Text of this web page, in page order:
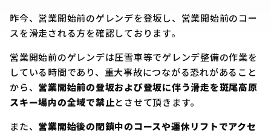
昨今、営業開始前のゲレンデを登坂し、営業開始前のコー
スを滑走される方を確認しております。
営業開始前のゲレンデは圧雪車等でゲレンデ整備の作業を
している時間であり、重大事故につながる恐れがあること
から、 営業開始前の登坂および登坂に伴う滑走を斑尾高原
スキー場内の全域で禁止とさせて頂きます。
また、 営業開始後の閉鎖中のコースや運休リフトでアクセ